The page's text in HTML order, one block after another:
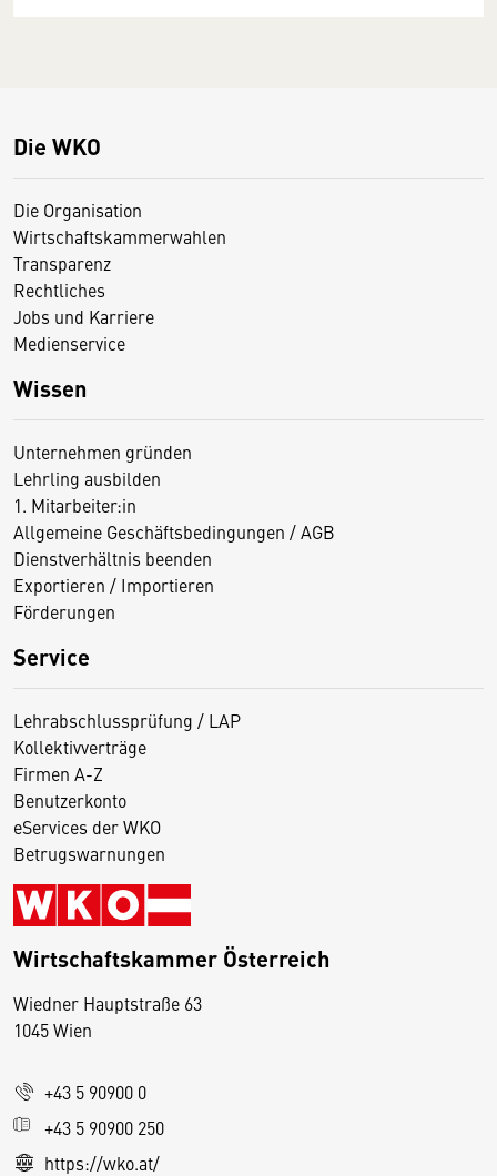
Die WKO
Die Organisation
Wirtschaftskammerwahlen
Transparenz
Rechtliches
Jobs und Karriere
Medienservice
Wissen
Unternehmen gründen
Lehrling ausbilden
1. Mitarbeiter:in
Allgemeine Geschäftsbedingungen / AGB
Dienstverhältnis beenden
Exportieren / Importieren
Förderungen
Service
Lehrabschlussprüfung / LAP
Kollektivverträge
Firmen A-Z
Benutzerkonto
eServices der WKO
Betrugswarnungen
Wirtschaftskammer Österreich
Wiedner Hauptstraße 63
1045 Wien
+43 5 90900 0
+43 5 90900 250
https://wko.at/
D
s
e
S